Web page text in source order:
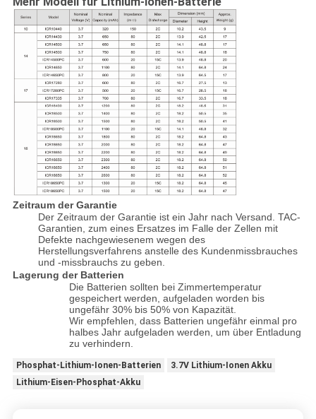
Zeitraum der Garantie
Der Zeitraum der Garantie ist ein Jahr nach Versand. TAC-
Garantien, zum eines Ersatzes im Falle der Zellen mit
Defekte nachgewiesenem wegen des
Herstellungsverfahrens anstelle des Kundenmissbrauches
und -missbrauchs zu geben.
Lagerung der Batterien
Die Batterien sollten bei Zimmertemperatur
gespeichert werden, aufgeladen worden bis
ungefähr 30% bis 50% von Kapazität.
Wir empfehlen, dass Batterien ungefähr einmal pro
halbes Jahr aufgeladen werden, um über Entladung
zu verhindern.
Phosphat-Lithium-Ionen-Batterien
3.7V Lithium-Ionen Akku
Lithium-Eisen-Phosphat-Akku